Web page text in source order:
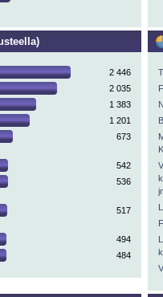
2 446
2 035
1 383
1 201
673
542
536
517
494
484